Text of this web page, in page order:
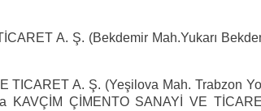
A. Ş. (Bekdemir Mah.Yukarı
TICARET A. Ş. (Yeşilova Mah. Trabzon
KAVÇİM ÇİMENTO SANAYİ VE